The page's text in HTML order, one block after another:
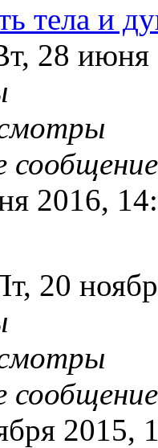
тела и
28 июня
2016,
20
2015,